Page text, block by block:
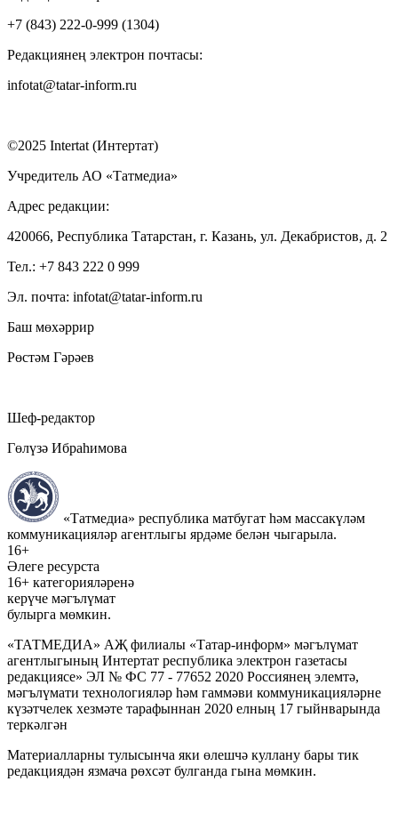
+7 (843) 222-0-999 (1304)
Редакциянең электрон почтасы:
infotat@tatar-inform.ru
©2025 Intertat (Интертат)
Учредитель АО «Татмедиа»
Адрес редакции:
420066, Республика Татарстан, г. Казань, ул. Декабристов, д. 2
Тел.: +7 843 222 0 999
Эл. почта: infotat@tatar-inform.ru
Баш мөхәррир
Рөстәм Гәрәев
Шеф-редактор
Гөлүзә Ибраһимова
«Татмедиа» республика матбугат һәм массакүләм
коммуникацияләр агентлыгы ярдәме белән чыгарыла.
16+
Әлеге ресурста
16+ категорияләренә
керүче мәгълүмат
булырга мөмкин.
«ТАТМЕДИА» АҖ филиалы «Татар-информ» мәгълүмат
агентлыгының Интертат республика электрон газетасы
редакциясе» ЭЛ № ФС 77 - 77652 2020 Россиянең элемтә,
мәгълүмати технологияләр һәм гаммәви коммуникацияләрне
күзәтчелек хезмәте тарафыннан 2020 елның 17 гыйнварында
теркәлгән
Материалларны тулысынча яки өлешчә куллану бары тик
редакциядән язмача рөхсәт булганда гына мөмкин.